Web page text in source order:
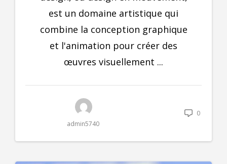
est un domaine artistique qui
combine la conception graphique
et l'animation pour créer des
œuvres visuellement ...
admin5740
0